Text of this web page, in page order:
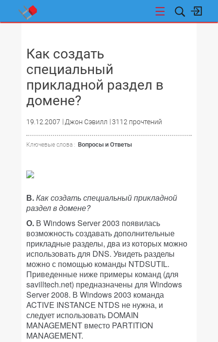
Как создать
специальный
прикладной раздел в
домене?
19.12.2007 Джон Сэвилл 3112 прочтений
Ключевые слова : Вопросы и Ответы
В.Как создать специальный прикладной
раздел в домене?
О. В Windows Server 2003 появилась
возможность создавать дополнительные
прикладные разделы, два из которых можно
использовать для DNS. Увидеть разделы
можно с помощью команды NTDSUTIL.
Приведенные ниже примеры команд (для
savilltech.net) предназначены для Windows
Server 2008. В Windows 2003 команда
ACTIVE INSTANCE NTDS не нужна, и
следует использовать DOMAIN
MANAGEMENT вместо PARTITION
MANAGEMENT.